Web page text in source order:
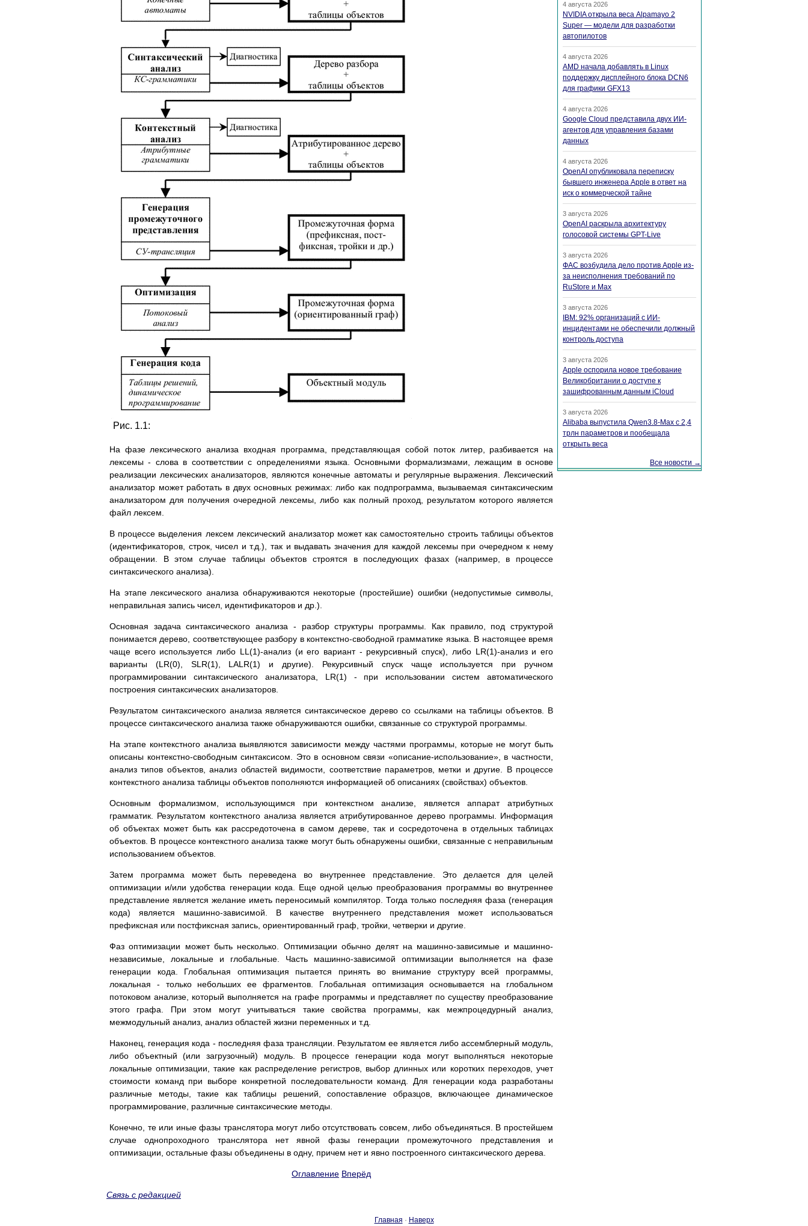
Рис. 1.1:
На фазе лексического анализа входная программа, представляющая собой поток литер, разбивается на
лексемы - слова в соответствии с определениями языка. Основными формализмами, лежащим в основе
реализации лексических анализаторов, являются конечные автоматы и регулярные выражения. Лексический
анализатор может работать в двух основных режимах: либо как подпрограмма, вызываемая синтаксическим
анализатором для получения очередной лексемы, либо как полный проход, результатом которого является
файл лексем.
В процессе выделения лексем лексический анализатор может как самостоятельно строить таблицы объектов
(идентификаторов, строк, чисел и т.д.), так и выдавать значения для каждой лексемы при очередном к нему
обращении. В этом случае таблицы объектов строятся в последующих фазах (например, в процессе
синтаксического анализа).
На этапе лексического анализа обнаруживаются некоторые (простейшие) ошибки (недопустимые символы,
неправильная запись чисел, идентификаторов и др.).
Основная задача синтаксического анализа - разбор структуры программы. Как правило, под структурой
понимается дерево, соответствующее разбору в контекстно-свободной грамматике языка. В настоящее время
чаще всего используется либо LL(1)-анализ (и его вариант - рекурсивный спуск), либо LR(1)-анализ и его
варианты (LR(0), SLR(1), LALR(1) и другие). Рекурсивный спуск чаще используется при ручном
программировании синтаксического анализатора, LR(1) - при использовании систем автоматического
построения синтаксических анализаторов.
Результатом синтаксического анализа является синтаксическое дерево со ссылками на таблицы объектов. В
процессе синтаксического анализа также обнаруживаются ошибки, связанные со структурой программы.
На этапе контекстного анализа выявляются зависимости между частями программы, которые не могут быть
описаны контекстно-свободным синтаксисом. Это в основном связи «описание-использование», в частности,
анализ типов объектов, анализ областей видимости, соответствие параметров, метки и другие. В процессе
контекстного анализа таблицы объектов пополняются информацией об описаниях (свойствах) объектов.
Основным формализмом, использующимся при контекстном анализе, является аппарат атрибутных
грамматик. Результатом контекстного анализа является атрибутированное дерево программы. Информация
об объектах может быть как рассредоточена в самом дереве, так и сосредоточена в отдельных таблицах
объектов. В процессе контекстного анализа также могут быть обнаружены ошибки, связанные с неправильным
использованием объектов.
Затем программа может быть переведена во внутреннее представление. Это делается для целей
оптимизации и/или удобства генерации кода. Еще одной целью преобразования программы во внутреннее
представление является желание иметь переносимый компилятор. Тогда только последняя фаза (генерация
кода) является машинно-зависимой. В качестве внутреннего представления может использоваться
префиксная или постфиксная запись, ориентированный граф, тройки, четверки и другие.
Фаз оптимизации может быть несколько. Оптимизации обычно делят на машинно-зависимые и машинно-
независимые, локальные и глобальные. Часть машинно-зависимой оптимизации выполняется на фазе
генерации кода. Глобальная оптимизация пытается принять во внимание структуру всей программы,
локальная - только небольших ее фрагментов. Глобальная оптимизация основывается на глобальном
потоковом анализе, который выполняется на графе программы и представляет по существу преобразование
этого графа. При этом могут учитываться такие свойства программы, как межпроцедурный анализ,
межмодульный анализ, анализ областей жизни переменных и т.д.
Наконец, генерация кода - последняя фаза трансляции. Результатом ее является либо ассемблерный модуль,
либо объектный (или загрузочный) модуль. В процессе генерации кода могут выполняться некоторые
локальные оптимизации, такие как распределение регистров, выбор длинных или коротких переходов, учет
стоимости команд при выборе конкретной последовательности команд. Для генерации кода разработаны
различные методы, такие как таблицы решений, сопоставление образцов, включающее динамическое
программирование, различные синтаксические методы.
Конечно, те или иные фазы транслятора могут либо отсутствовать совсем, либо объединяться. В простейшем
случае однопроходного транслятора нет явной фазы генерации промежуточного представления и
оптимизации, остальные фазы объединены в одну, причем нет и явно построенного синтаксического дерева.
Оглавление Вперёд
4 августа 2026
NVIDIA открыла веса Alpamayo 2
Super — модели для разработки
автопилотов
4 августа 2026
AMD начала добавлять в Linux
поддержку дисплейного блока DCN6
для графики GFX13
4 августа 2026
Google Cloud представила двух ИИ-
агентов для управления базами
данных
4 августа 2026
OpenAI опубликовала переписку
бывшего инженера Apple в ответ на
иск о коммерческой тайне
3 августа 2026
OpenAI раскрыла архитектуру
голосовой системы GPT-Live
3 августа 2026
ФАС возбудила дело против Apple из-
за неисполнения требований по
RuStore и Max
3 августа 2026
IBM: 92% организаций с ИИ-
инцидентами не обеспечили должный
контроль доступа
3 августа 2026
Apple оспорила новое требование
Великобритании о доступе к
зашифрованным данным iCloud
3 августа 2026
Alibaba выпустила Qwen3.8-Max с 2,4
трлн параметров и пообещала
открыть веса
Все новости →
Связь с редакцией
Главная · Наверх